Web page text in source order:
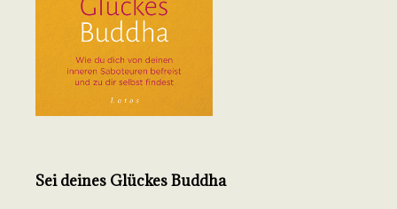
Sei deines Glückes Buddha